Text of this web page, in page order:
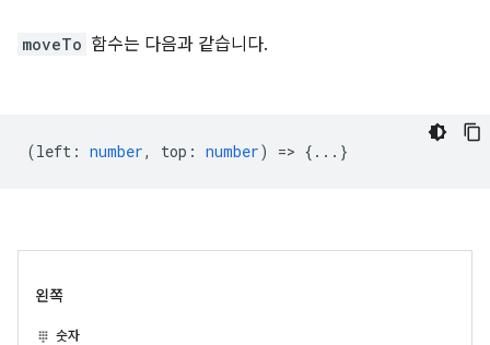
moveTo 함수는 다음과 같습니다.
(left : number, top : number) => {...}
왼쪽
숫자